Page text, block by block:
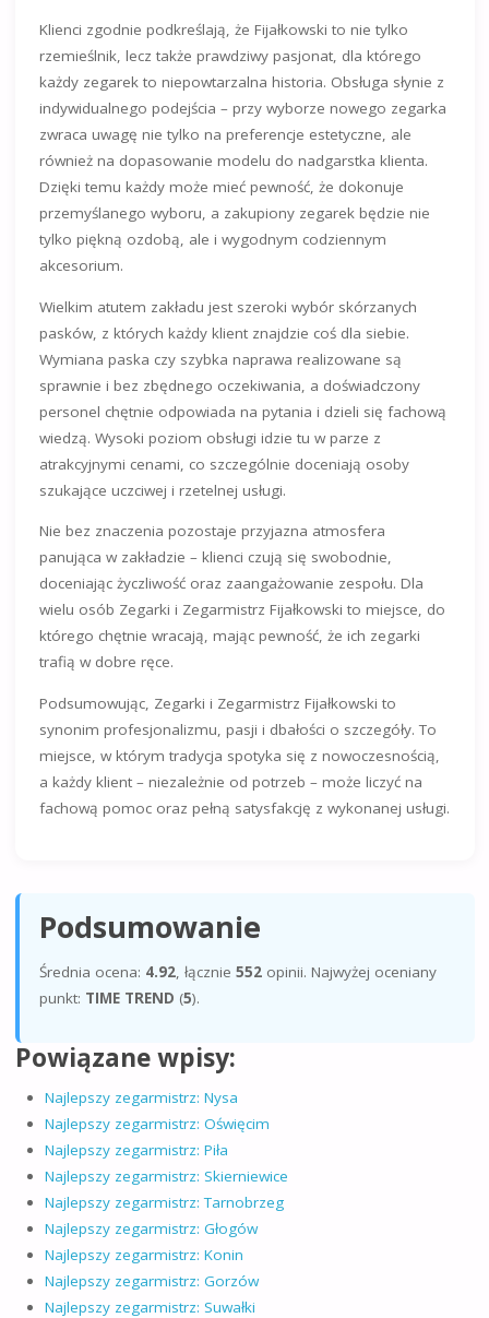
Klienci zgodnie podkreślają, że Fijałkowski to nie tylko
rzemieślnik, lecz także prawdziwy pasjonat, dla którego
każdy zegarek to niepowtarzalna historia. Obsługa słynie z
indywidualnego podejścia – przy wyborze nowego zegarka
zwraca uwagę nie tylko na preferencje estetyczne, ale
również na dopasowanie modelu do nadgarstka klienta.
Dzięki temu każdy może mieć pewność, że dokonuje
przemyślanego wyboru, a zakupiony zegarek będzie nie
tylko piękną ozdobą, ale i wygodnym codziennym
akcesorium.
Wielkim atutem zakładu jest szeroki wybór skórzanych
pasków, z których każdy klient znajdzie coś dla siebie.
Wymiana paska czy szybka naprawa realizowane są
sprawnie i bez zbędnego oczekiwania, a doświadczony
personel chętnie odpowiada na pytania i dzieli się fachową
wiedzą. Wysoki poziom obsługi idzie tu w parze z
atrakcyjnymi cenami, co szczególnie doceniają osoby
szukające uczciwej i rzetelnej usługi.
Nie bez znaczenia pozostaje przyjazna atmosfera
panująca w zakładzie – klienci czują się swobodnie,
doceniając życzliwość oraz zaangażowanie zespołu. Dla
wielu osób Zegarki i Zegarmistrz Fijałkowski to miejsce, do
którego chętnie wracają, mając pewność, że ich zegarki
trafią w dobre ręce.
Podsumowując, Zegarki i Zegarmistrz Fijałkowski to
synonim profesjonalizmu, pasji i dbałości o szczegóły. To
miejsce, w którym tradycja spotyka się z nowoczesnością,
a każdy klient – niezależnie od potrzeb – może liczyć na
fachową pomoc oraz pełną satysfakcję z wykonanej usługi.
Podsumowanie
Średnia ocena: 4.92, łącznie 552opinii. Najwyżej oceniany
punkt: TIME TREND (5).
Powiązane wpisy:
Najlepszy zegarmistrz: Nysa
Najlepszy zegarmistrz: Oświęcim
Najlepszy zegarmistrz: Piła
Najlepszy zegarmistrz: Skierniewice
Najlepszy zegarmistrz: Tarnobrzeg
Najlepszy zegarmistrz: Głogów
Najlepszy zegarmistrz: Konin
Najlepszy zegarmistrz: Gorzów
Najlepszy zegarmistrz: Suwałki